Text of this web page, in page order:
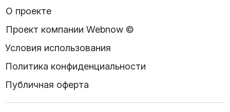
О проекте
Проект компании Webnow ©
Условия использования
Политика конфиденциальности
Публичная оферта